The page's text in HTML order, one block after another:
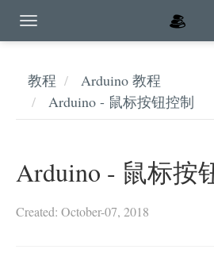
教程
Arduino 教程
Arduino - 鼠标按钮控制
Arduino - 鼠标按
Created: October-07, 2018